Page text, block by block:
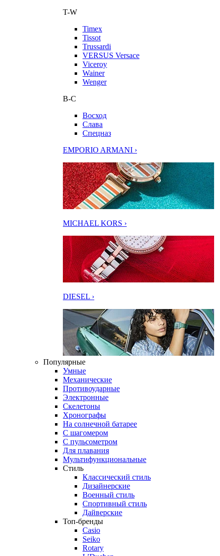
T-W
Timex
Tissot
Trussardi
VERSUS Versace
Viceroy
Wainer
Wenger
В-С
Восход
Слава
Спецназ
EMPORIO ARMANI ›
MICHAEL KORS ›
DIESEL ›
Популярные
Умные
Механические
Противоударные
Электронные
Скелетоны
Хронографы
На солнечной батарее
С шагомером
С пульсометром
Для плавания
Мультифункциональные
Стиль
Классический стиль
Дизайнерские
Военный стиль
Спортивный стиль
Дайверские
Топ-бренды
Casio
Seiko
Rotary